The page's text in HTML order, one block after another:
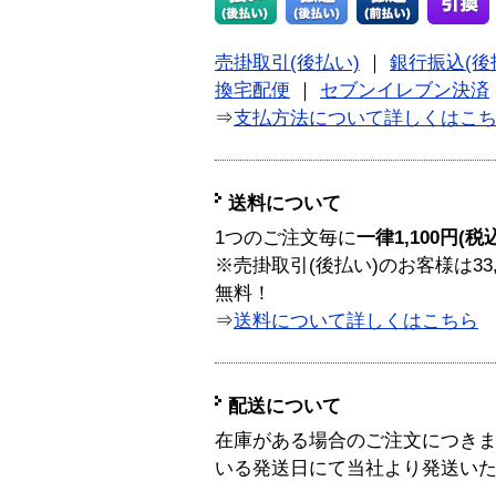
売掛取引(後払い)
銀行振込(後
換宅配便
セブンイレブン決済
⇒支払方法について詳しくはこ
送料について
1つのご注文毎に一律1,100円(税
※売掛取引(後払い)のお客様は
無料！
⇒送料について詳しくはこちら
配送について
在庫がある場合のご注文につき
いる発送日にて当社より発送い